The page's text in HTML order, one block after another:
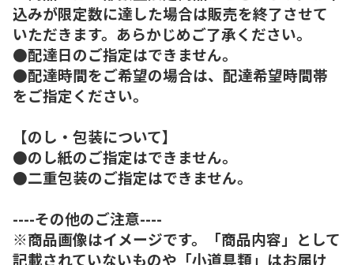
込みが限定数に達した場合は販売を終了させて
いただきます。あらかじめご了承ください。
●配達日のご指定はできません。
●配達時間をご希望の場合は、配達希望時間帯
をご指定ください。
【のし・包装について】
●のし紙のご指定はできません。
●二重包装のご指定はできません。
----その他のご注意----
※商品画像はイメージです。「商品内容」として
記載されていないものや「小道具類」はお届け